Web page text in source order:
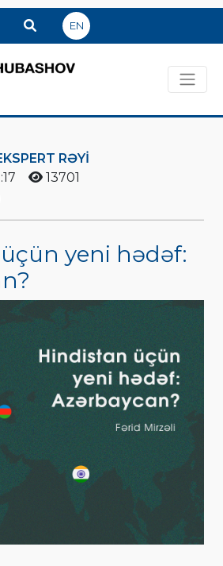
EN
RƏYI
13701
yeni hədəf: